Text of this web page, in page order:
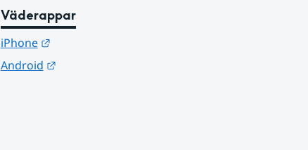
Väderappar
iPhone
Länk till annan webbplats.
Android
Länk till annan webbplats.